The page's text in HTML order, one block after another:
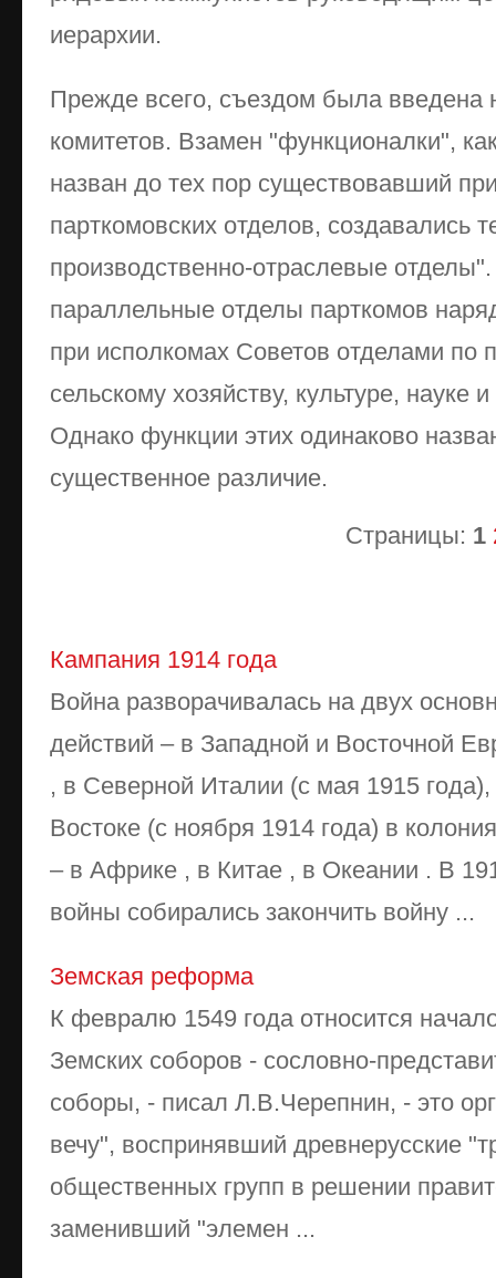
иерархии.
Прежде всего, съездом была введена
комитетов. Взамен "функционалки",
назван до тех пор существовавший
парткомовских отделов, создавались
производственно-отраслевые
параллельные отделы парткомов
при исполкомах Советов отделами по
сельскому хозяйству, культуре,
Однако функции этих одинаково
существенное различие.
Страницы: 1
Кампания 1914 года
Война разворачивалась на двух
действий – в Западной и Восточной
, в Северной Италии (с мая 1915
Востоке (с ноября 1914 года) в
– в Африке , в Китае , в Океании . В
войны собирались закончить войну ...
Земская реформа
К февралю 1549 года относится
Земских соборов - сословно-
соборы, - писал Л.В.Черепнин, - это
вечу", воспринявший древнерусские
общественных групп в решении
заменивший "элемен ...